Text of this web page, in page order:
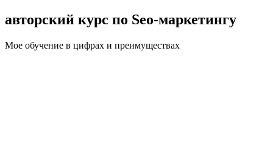
авторский курс по Seo-маркетингу
Мое обучение в цифрах и преимуществах